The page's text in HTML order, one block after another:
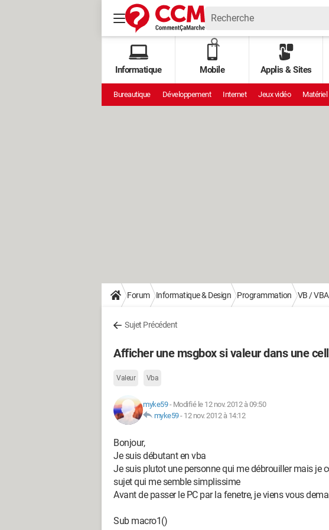
Informatique Mobile Applis & Sites
Bureautique Développement Internet Jeux vidéo Matériel
Forum Informatique & Design Programmation VB / VBA
Sujet Précédent
Afficher une msgbox si valeur dans une
Valeur Vba
myke59- Modifié le 12 nov. 2012 à 09:50
myke59- 12 nov. 2012 à 14:12
Bonjour,
Je suis débutant en vba
Je suis plutot une personne qui me débrouiller mais je
sujet qui me semble simplissime
Avant de passer le PC par la fenetre, je viens vous
Sub macro1()